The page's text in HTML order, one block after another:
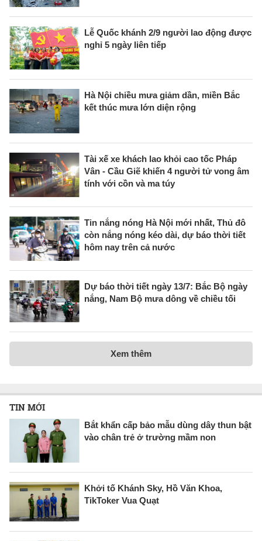
Lễ Quốc khánh 2/9 người lao động được
nghỉ 5 ngày liên tiếp
Hà Nội chiều mưa giảm dần, miền Bắc
kết thúc mưa lớn diện rộng
Tài xế xe khách lao khỏi cao tốc Pháp
Vân - Cầu Giẽ khiến 4 người tử vong âm
tính với cồn và ma túy
Tin nắng nóng Hà Nội mới nhất, Thủ đô
còn nắng nóng kéo dài, dự báo thời tiết
hôm nay trên cả nước
Dự báo thời tiết ngày 13/7: Bắc Bộ ngày
nắng, Nam Bộ mưa dông về chiều tối
Xem thêm
TIN MỚI
Bắt khẩn cấp bảo mẫu dùng dây thun bật
vào chân trẻ ở trường mầm non
Khởi tố Khánh Sky, Hồ Văn Khoa,
TikToker Vua Quạt